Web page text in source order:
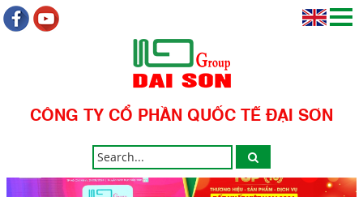
CÔNG TY CỔ PHẦN QUỐC TẾ ĐẠI SƠN